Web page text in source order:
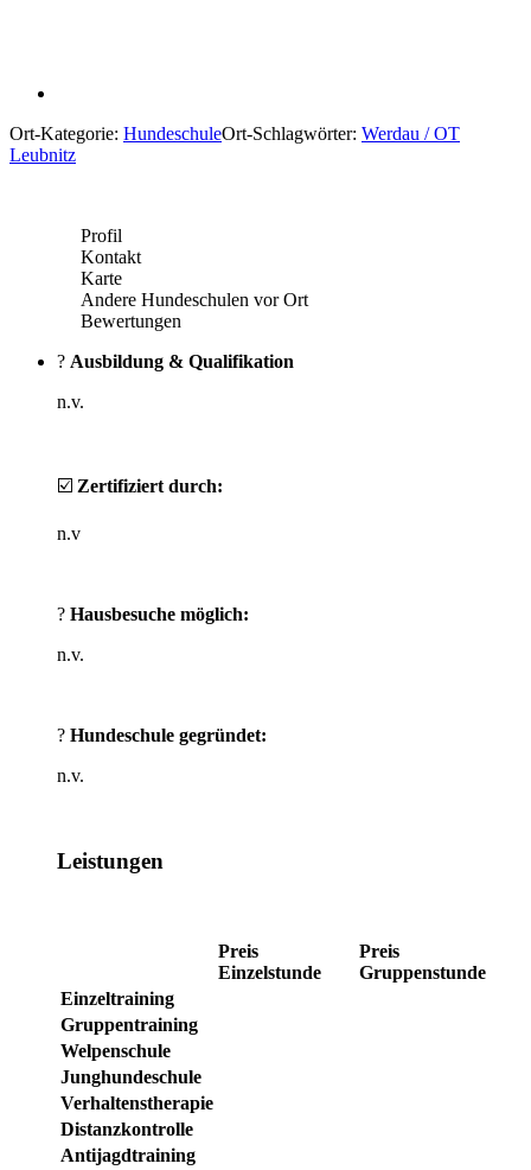
Ort-Kategorie: HundeschuleOrt-Schlagwörter: Werdau / OT
Leubnitz
Profil
Kontakt
Karte
Andere Hundeschulen vor Ort
Bewertungen
? Ausbildung & Qualifikation
n.v.
☑️ Zertifiziert durch:
n.v
? Hausbesuche möglich:
n.v.
? Hundeschule gegründet:
n.v.
Leistungen
Preis
Einzelstunde
Preis
Gruppenstunde
Einzeltraining
Gruppentraining
Welpenschule
Junghundeschule
Verhaltenstherapie
Distanzkontrolle
Antijagdtraining